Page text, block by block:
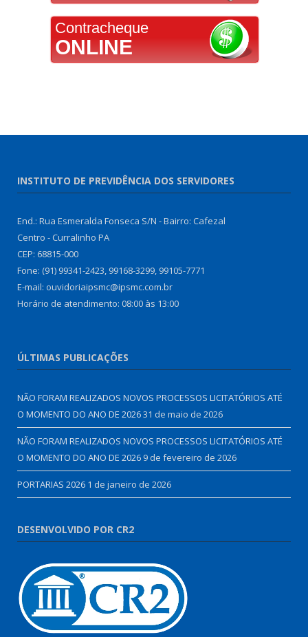
Contracheque
ONLINE
INSTITUTO DE PREVIDÊNCIA DOS SERVIDORES
End.: Rua Esmeralda Fonseca S/N - Bairro: Cafezal
Centro - Curralinho PA
CEP: 68815-000
Fone: (91) 99341-2423, 99168-3299, 99105-7771
E-mail: ouvidoriaipsmc@ipsmc.com.br
Horário de atendimento: 08:00 às 13:00
ÚLTIMAS PUBLICAÇÕES
NÃO FORAM REALIZADOS NOVOS PROCESSOS LICITATÓRIOS ATÉ
O MOMENTO DO ANO DE 202631 de maio de 2026
NÃO FORAM REALIZADOS NOVOS PROCESSOS LICITATÓRIOS ATÉ
O MOMENTO DO ANO DE 2026 9 de fevereiro de 2026
PORTARIAS 2026 1 de janeiro de 2026
DESENVOLVIDO POR CR2